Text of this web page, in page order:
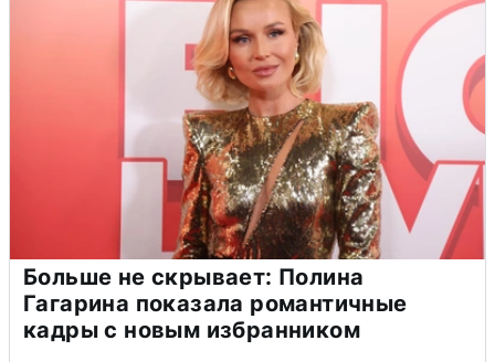
Больше не скрывает: Полина
Гагарина показала романтичные
кадры с новым избранником